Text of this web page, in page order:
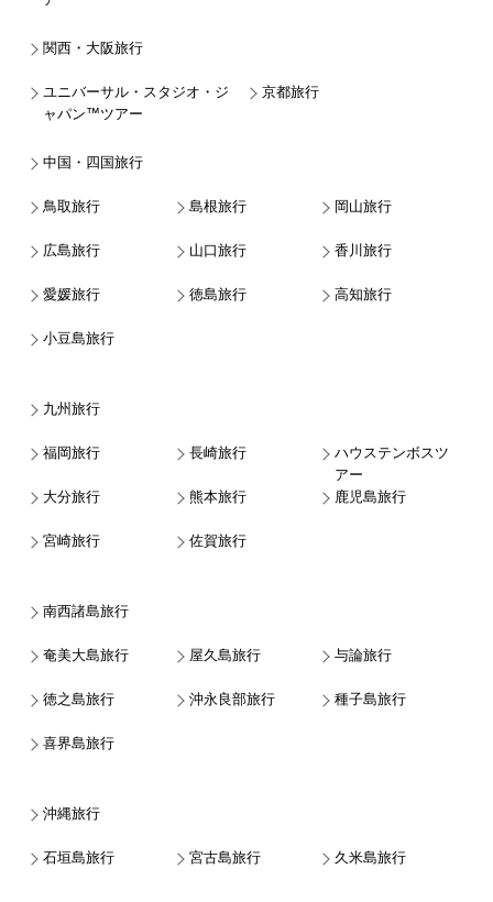
関西・大阪旅行
ユニバーサル・スタジオ・ジ
ャパン™ツアー
京都旅行
中国・四国旅行
鳥取旅行 島根旅行 岡山旅行
広島旅行 山口旅行 香川旅行
愛媛旅行 徳島旅行 高知旅行
小豆島旅行
九州旅行
福岡旅行 長崎旅行
ハウステンボスツ
アー
大分旅行
熊本旅行 鹿児島旅行
宮崎旅行 佐賀旅行
南西諸島旅行
奄美大島旅行 屋久島旅行 与論旅行
徳之島旅行 沖永良部旅行 種子島旅行
喜界島旅行
沖縄旅行
石垣島旅行 宮古島旅行 久米島旅行